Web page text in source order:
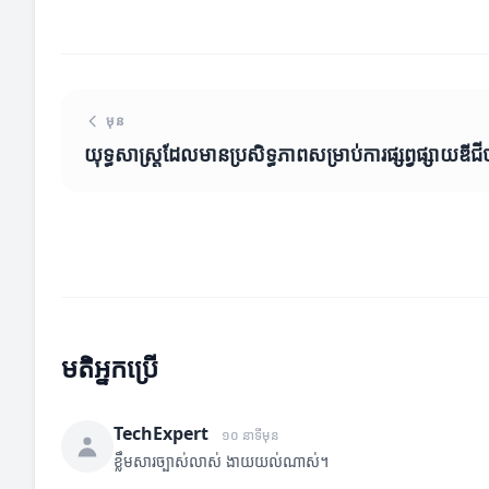
មុន
យុទ្ធសាស្ត្រដែលមានប្រសិទ្ធភាពសម្រាប់ការផ្សព្វផ្សាយឌី
មតិអ្នកប្រើ
TechExpert ១០ នាទីមុន
ខ្លឹមសារច្បាស់លាស់ ងាយយល់ណាស់។